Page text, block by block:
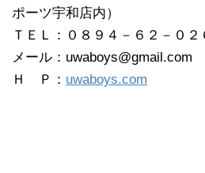
ポーツ宇和店内）
ＴＥＬ：０８９４－６２－０２
メール：uwaboys@gmail.com
Ｈ Ｐ： uwaboys.com